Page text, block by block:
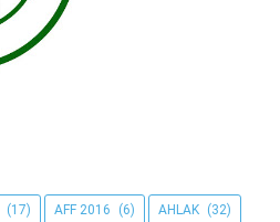
(17) AFF 2016 (6) AHLAK (32)